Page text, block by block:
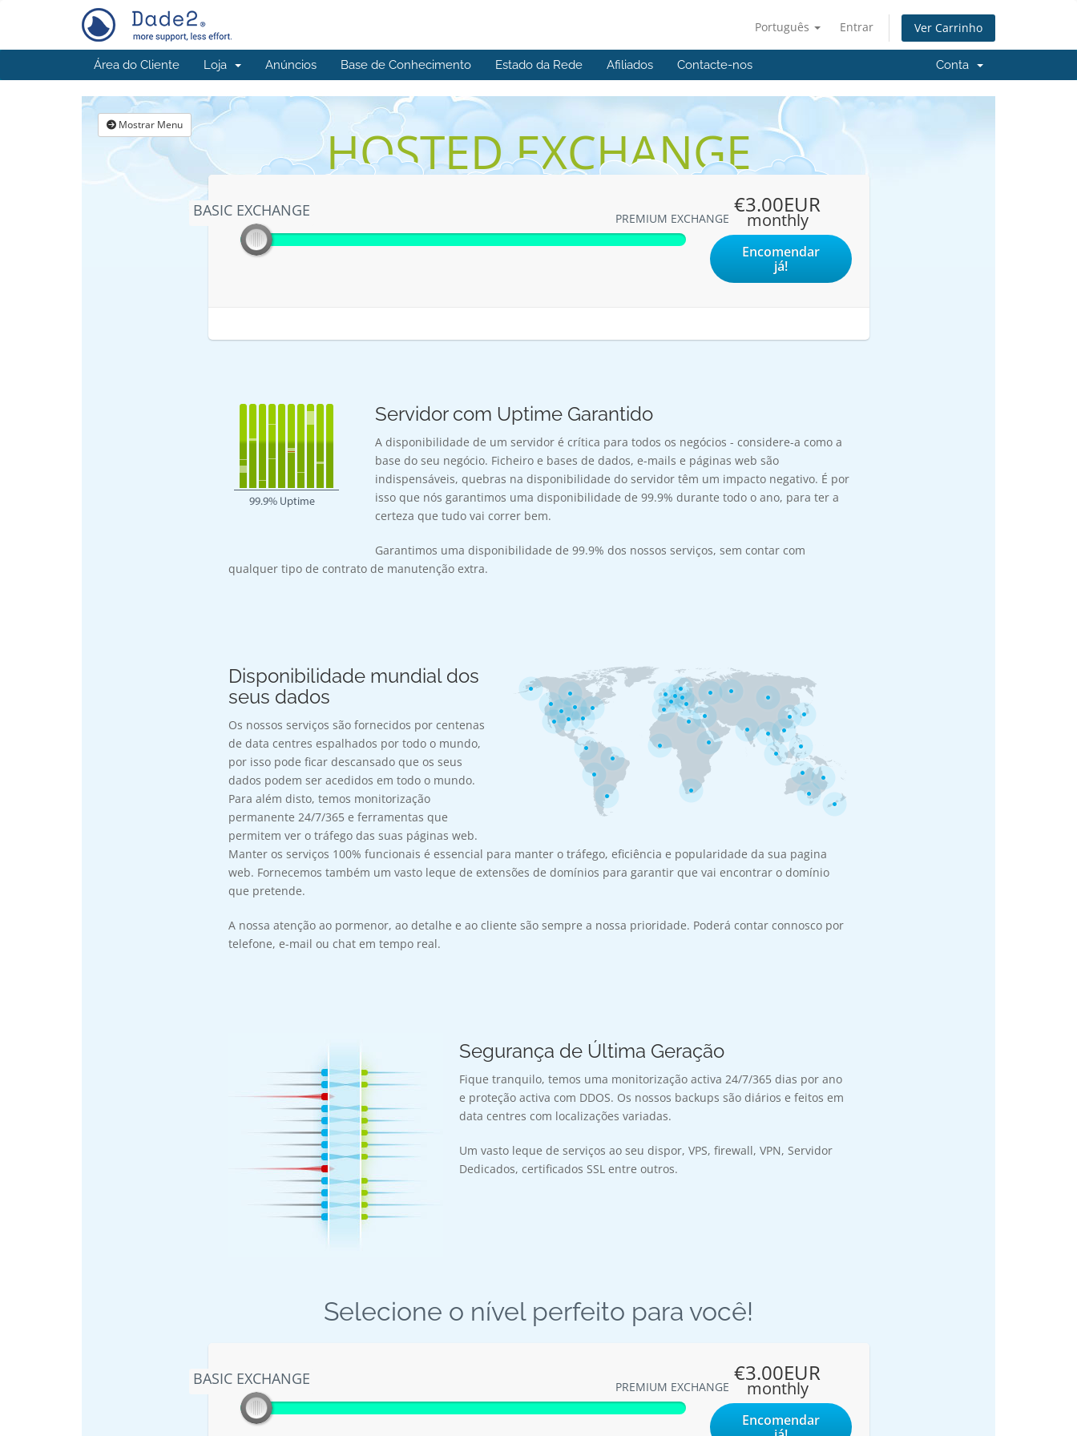
Português Entrar Ver Carrinho
Área do Cliente Loja Anúncios Base de Conhecimento Estado da Rede Afiliados Contacte-nos Conta
Mostrar Menu HOSTED EXCHANGE
BASIC EXCHANGE
BASIC EXCHANGE PREMIUM EXCHANGE
€3.00EUR
monthly
Encomendar
já!
Servidor com Uptime Garantido
A disponibilidade de um servidor é crítica para todos os negócios - considere-a como a
base do seu negócio. Ficheiro e bases de dados, e-mails e páginas web são
indispensáveis, quebras na disponibilidade do servidor têm um impacto negativo. É por
isso que nós garantimos uma disponibilidade de 99.9% durante todo o ano, para ter a
certeza que tudo vai correr bem.
Garantimos uma disponibilidade de 99.9% dos nossos serviços, sem contar com
qualquer tipo de contrato de manutenção extra.
Disponibilidade mundial dos
seus dados
Os nossos serviços são fornecidos por centenas
de data centres espalhados por todo o mundo,
por isso pode ficar descansado que os seus
dados podem ser acedidos em todo o mundo.
Para além disto, temos monitorização
permanente 24/7/365 e ferramentas que
permitem ver o tráfego das suas páginas web.
Manter os serviços 100% funcionais é essencial para manter o tráfego, eficiência e popularidade da sua pagina
web. Fornecemos também um vasto leque de extensões de domínios para garantir que vai encontrar o domínio
que pretende.
A nossa atenção ao pormenor, ao detalhe e ao cliente são sempre a nossa prioridade. Poderá contar connosco por
telefone, e-mail ou chat em tempo real.
Segurança de Última Geração
Fique tranquilo, temos uma monitorização activa 24/7/365 dias por ano
e proteção activa com DDOS. Os nossos backups são diários e feitos em
data centres com localizações variadas.
Um vasto leque de serviços ao seu dispor, VPS, firewall, VPN, Servidor
Dedicados, certificados SSL entre outros.
Selecione o nível perfeito para você!
BASIC EXCHANGE
BASIC EXCHANGE PREMIUM EXCHANGE
€3.00EUR
monthly
Encomendar